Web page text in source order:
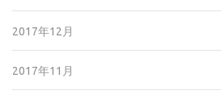
2017年12月
2017年11月